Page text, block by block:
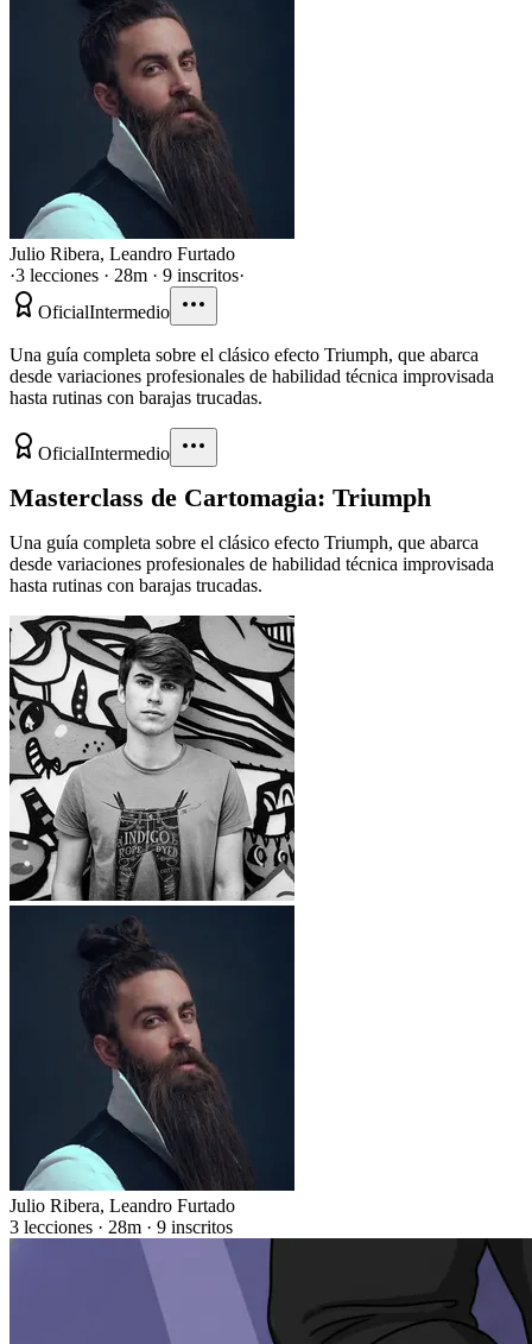
Julio Ribera, Leandro Furtado
·3 lecciones · 28m · 9 inscritos·
OficialIntermedio
Una guía completa sobre el clásico efecto Triumph, que abarca
desde variaciones profesionales de habilidad técnica improvisada
hasta rutinas con barajas trucadas.
OficialIntermedio
Masterclass de Cartomagia: Triumph
Una guía completa sobre el clásico efecto Triumph, que abarca
desde variaciones profesionales de habilidad técnica improvisada
hasta rutinas con barajas trucadas.
Julio Ribera, Leandro Furtado
3 lecciones · 28m · 9 inscritos